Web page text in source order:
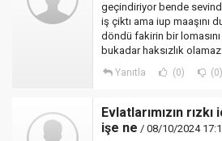
geçindiriyor bende
iş çiktı ama iup maaşını
döndü fakirin bir lomasını
bukadar haksızlık
Yanıtla (0) (0)
Evlatlarımızın
işe ne / 08/10/2024